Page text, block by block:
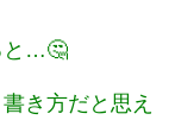
と…🤔
き方だと思え